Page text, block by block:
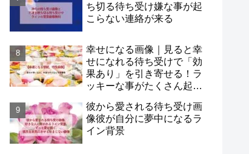
ち切る待ち受け嫌な事が起
こらない連絡が来る
幸せになる画像｜見ると幸
せになれる待ち受けで「効
果あり」を引き寄せる！ラ
ッキーな事がたくさん起こ
彼から愛される待ち受け画
像彼が自分に夢中になるラ
イン背景